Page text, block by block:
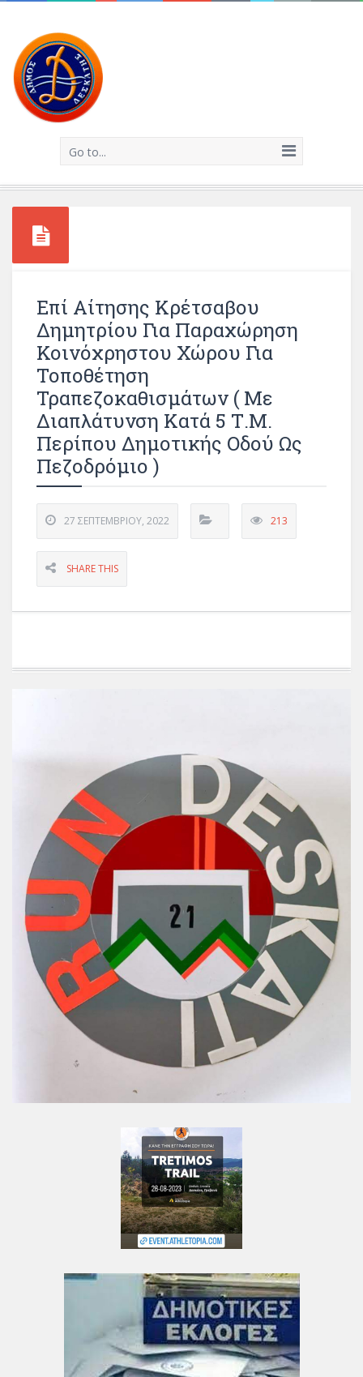
Go to...
Επί Αίτησης Κρέτσαβου
Δημητρίου Για Παραχώρηση
Κοινόχρηστου Χώρου Για
Τοποθέτηση
Τραπεζοκαθισμάτων ( Με
Διαπλάτυνση Κατά 5 Τ.μ.
Περίπου Δημοτικής Οδού Ως
Πεζοδρόμιο )
27 ΣΕΠΤΕΜΒΡΊΟΥ, 2022 213
SHARE THIS